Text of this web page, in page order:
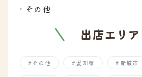
その他
出店エリア
その他 愛知県 新城市